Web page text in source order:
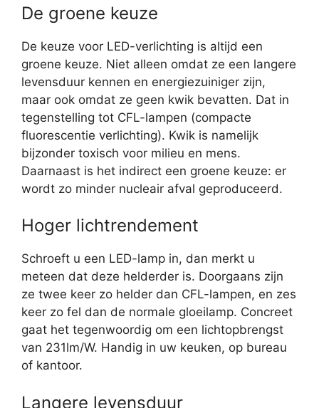
De groene keuze
De keuze voor LED-verlichting is altijd een
groene keuze. Niet alleen omdat ze een langere
levensduur kennen en energiezuiniger zijn,
maar ook omdat ze geen kwik bevatten. Dat in
tegenstelling tot CFL-lampen (compacte
fluorescentie verlichting). Kwik is namelijk
bijzonder toxisch voor milieu en mens.
Daarnaast is het indirect een groene keuze: er
wordt zo minder nucleair afval geproduceerd.
Hoger lichtrendement
Schroeft u een LED-lamp in, dan merkt u
meteen dat deze helderder is. Doorgaans zijn
ze twee keer zo helder dan CFL-lampen, en zes
keer zo fel dan de normale gloeilamp. Concreet
gaat het tegenwoordig om een lichtopbrengst
van 231lm/W. Handig in uw keuken, op bureau
of kantoor.
Langere levensduur